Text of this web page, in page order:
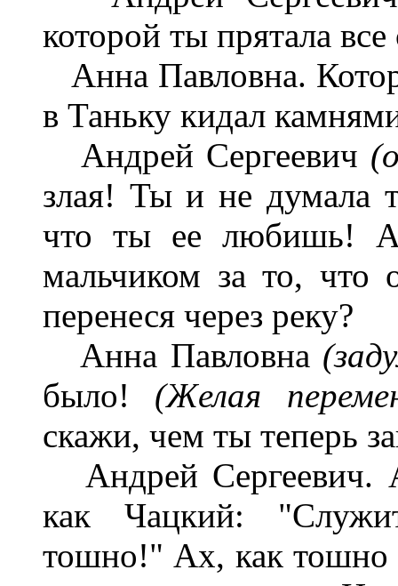
которой ты прятала все
Анна Павловна.
в Таньку кидал
Андрей Сергеевич
злая! Ты и не думала
что ты ее любишь!
мальчиком за то, что
перенеся через реку?
Анна Павловна
было! (Желая
скажи, чем ты теперь
Андрей Сергеевич.
как Чацкий:
тошно!" Ах, как тошно